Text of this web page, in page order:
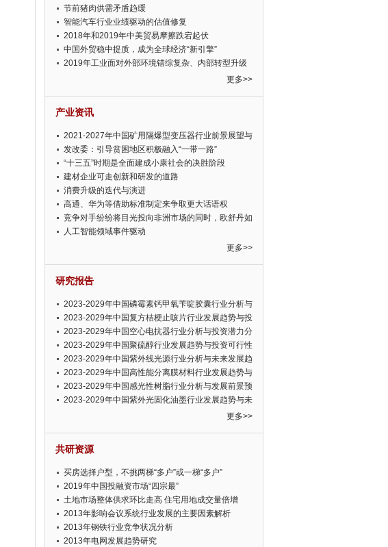
节前猪肉供需矛盾趋缓
智能汽车行业业绩驱动的估值修复
2018年和2019年中美贸易摩擦跌宕起伏
中国外贸稳中提质，成为全球经济“新引擎”
2019年工业面对外部环境错综复杂、内部转型升级
更多>>
产业资讯
2021-2027年中国矿用隔爆型变压器行业前景展望与
投资前景预测报告
发改委：引导贫困地区积极融入“一带一路”
“十三五”时期是全面建成小康社会的决胜阶段
建材企业可走创新和研发的道路
消费升级的迭代与演进
高通、华为等借助标准制定来争取更大话语权
竞争对手纷纷将目光投向非洲市场的同时，欧舒丹如
此淡定，难道就真的不怕丧失先机吗?
人工智能领域事件驱动
更多>>
研究报告
2023-2029年中国磷霉素钙甲氧苄啶胶囊行业分析与
投资可行性报告
2023-2029年中国复方桔梗止咳片行业发展趋势与投
资潜力分析报告
2023-2029年中国空心电抗器行业分析与投资潜力分
析报告
2023-2029年中国聚硫醇行业发展趋势与投资可行性
报告
2023-2029年中国紫外线光源行业分析与未来发展趋
势报告
2023-2029年中国高性能分离膜材料行业发展趋势与
发展前景预测报告
2023-2029年中国感光性树脂行业分析与发展前景预
测报告
2023-2029年中国紫外光固化油墨行业发展趋势与未
更多>>
共研资源
买房选择户型，不挑两梯“多户”或一梯“多户”
2019年中国投融资市场“四宗最”
土地市场整体供求环比走高 住宅用地成交量倍增
2013年影响会议系统行业发展的主要因素解析
2013年钢铁行业竞争状况分析
2013年电网发展趋势研究